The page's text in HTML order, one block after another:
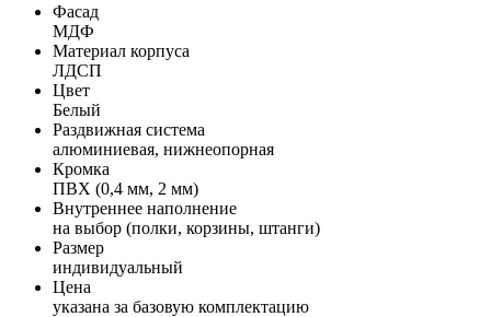
Фасад
МДФ
Материал корпуса
ЛДСП
Цвет
Белый
Раздвижная система
алюминиевая, нижнеопорная
Кромка
ПВХ (0,4 мм, 2 мм)
Внутреннее наполнение
на выбор (полки, корзины, штанги)
Размер
индивидуальный
Цена
указана за базовую комплектацию